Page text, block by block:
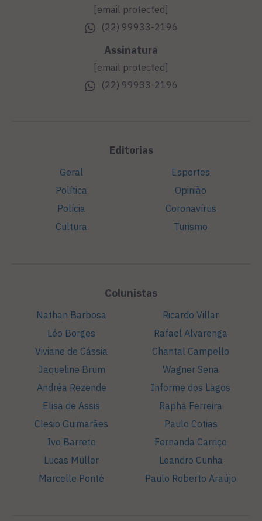
[email protected]
(22) 99933-2196
Assinatura
[email protected]
(22) 99933-2196
Editorias
Geral
Política
Polícia
Cultura
Esportes
Opinião
Coronavírus
Turismo
Colunistas
Nathan Barbosa
Léo Borges
Viviane de Cássia
Jaqueline Brum
Andréa Rezende
Elisa de Assis
Clesio Guimarães
Ivo Barreto
Lucas Müller
Marcelle Ponté
Ricardo Villar
Rafael Alvarenga
Chantal Campello
Wagner Sena
Informe dos Lagos
Rapha Ferreira
Paulo Cotias
Fernanda Carriço
Leandro Cunha
Paulo Roberto Araújo